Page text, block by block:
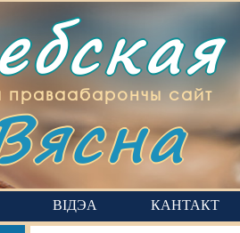
праваабарончы сайт
ВІДЭА КАНТАКТ